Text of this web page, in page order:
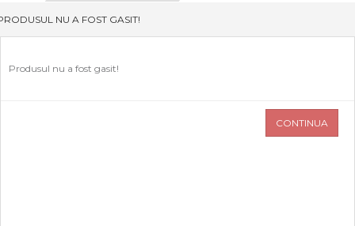
BARBATINU A FOST GASIT!
Produsul nu a fost gasit!
CONTINUA